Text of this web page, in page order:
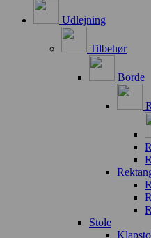
Udlejning
Tilbehør
Borde
Stole